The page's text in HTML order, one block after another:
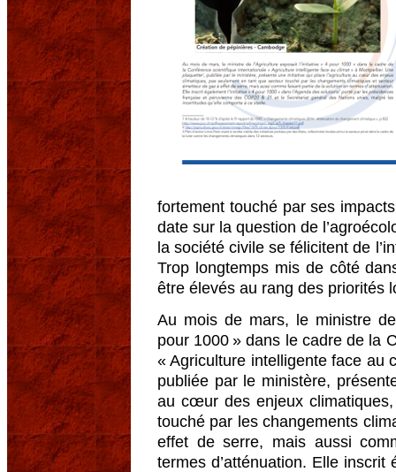
fortement touché par ses
date sur la question de
la société civile se félicitent de
Trop longtemps mis de côté
être élevés au rang des priorités
Au mois de mars, le ministre de
pour 1000 » dans le cadre de la
« Agriculture intelligente face au
publiée par le ministère,
au cœur des enjeux
touché par les changements
effet de serre, mais aussi
termes d’atténuation. Elle inscrit